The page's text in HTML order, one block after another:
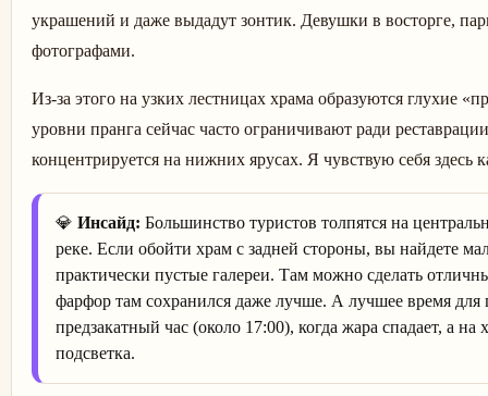
украшений и даже выдадут зонтик. Девушки в восторге,
фотографами.
Из-за этого на узких лестницах храма образуются глухие
уровни пранга сейчас часто ограничивают ради
концентрируется на нижних ярусах. Я чувствую себя здесь
💎 Инсайд: Большинство туристов толпятся на
реке. Если обойти храм с задней стороны, вы найдете
практически пустые галереи. Там можно сделать
фарфор там сохранился даже лучше. А лучшее время
предзакатный час (около 17:00), когда жара спадает, а на
подсветка.